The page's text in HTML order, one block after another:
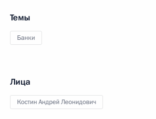
Темы
Банки
Лица
Костин Андрей Леонидович